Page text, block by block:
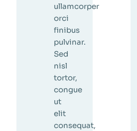
ullamcorper
orci
finibus
pulvinar.
Sed
nisl
tortor,
congue
ut
elit
consequat,